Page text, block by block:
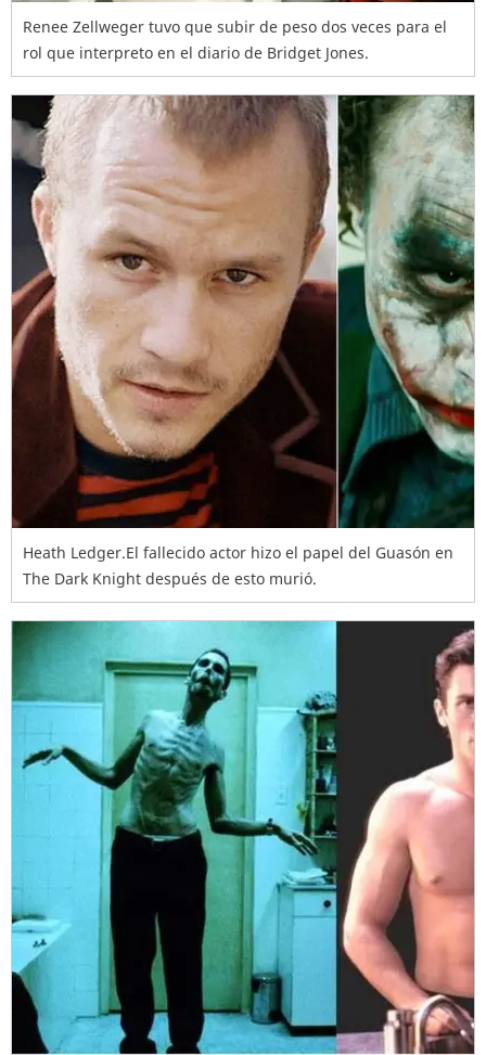
Renee Zellweger tuvo que subir de peso dos veces para el
rol que interpreto en el diario de Bridget Jones.
Heath Ledger.El fallecido actor hizo el papel del Guasón en
The Dark Knight después de esto murió.